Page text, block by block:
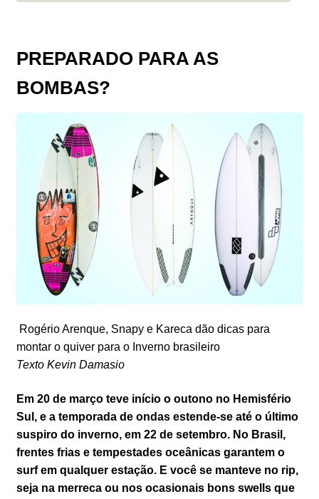
PREPARADO PARA AS
BOMBAS?
Rogério Arenque, Snapy e Kareca dão dicas para
montar o quiver para o Inverno brasileiro
Texto Kevin Damasio
Em 20 de março teve início o outono no Hemisfério
Sul, e a temporada de ondas estende-se até o último
suspiro do inverno, em 22 de setembro. No Brasil,
frentes frias e tempestades oceânicas garantem o
surf em qualquer estação. E você se manteve no rip,
seja na merreca ou nos ocasionais bons swells que